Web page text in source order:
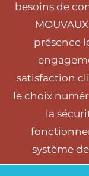
besoins de
présence
satisfaction
le choix
la
système